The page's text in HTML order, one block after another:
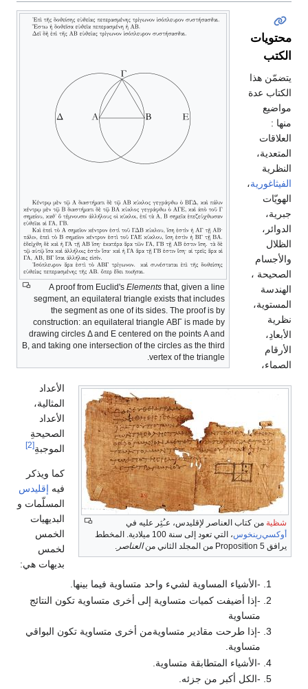
A proof from Euclid's Elements that, given a line
segment, an equilateral triangle exists that includes
the segment as one of its sides. The proof is by
construction: an equilateral triangle ΑΒΓ is made by
drawing circles Δ and Ε centered on the points Α and
Β, and taking one intersection of the circles as the third
vertex of the triangle.
شظية من كتاب العناصر لإقليدس، عـُثِر عليه في
أوكسي‌رينخوس
، التي تعود إلى سنة 100 ميلادية. المخطط
يرافق Proposition 5 من المجلد الثاني من
العناصر .
محتويات
الكتب
يتضمّن هذا
الكتاب عدة
مواضيع
منها :
العلاقات
المتعدية،
النظرية
الفيثاغورية،
الهويّات
جبرية،
الدوائر،
الظلال
والأجسام
الصحيحة ،
الهندسة
المستوية،
نظرية
الأبعادِ،
الأرقام
الصماء،
الأعداد
المثالية،
الأعداد
الصحيحةِ
الموجبةِ[2]
كما ويذكر
فيه إقليدس
المسلّمات و
البديهيات
الخمس
لخمس
بديهات هي:
-الأشياء المساوية لشيء واحد متساوية فيما بينها.
-إذا أضيفت كميات متساوية إلى أخرى متساوية تكون النتائج
متساوية
-إذا طرحت مقادير متساويةمن أخرى متساوية تكون البواقي
متساوية.
-الأشياء المتطابقة متساوية.
-الكل أكبر من جزئه.